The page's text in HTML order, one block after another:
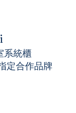
系統櫃
定合作品牌